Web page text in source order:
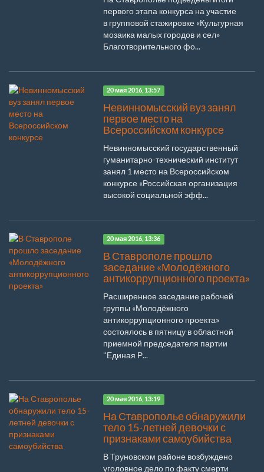
первого этапа конкурса на участие
в групповой стажировке «Культурная
мозаика малых городов и сел»
Благотворительного фо...
20 мая 2016, 13:57
Невинномысский вуз занял
первое место на
Всероссийском конкурсе
Невинномысский государственный
гуманитарно-технический институт
занял 1 место на Всероссийском
конкурсе «Российская организация
высокой социальной эфф...
20 мая 2016, 13:36
В Ставрополе прошло
заседание «Молодёжного
антикоррупционного проекта»
Расширенное заседание рабочей
группы «Молодёжного
антикоррупционного проекта»
состоялось в пятницу в областной
приемной председателя партии
"Единая Р...
20 мая 2016, 13:19
На Ставрополье обнаружили
тело 15-летней девочки с
признаками самоубийства
В Труновском районе возбуждено
уголовное дело по факту смерти